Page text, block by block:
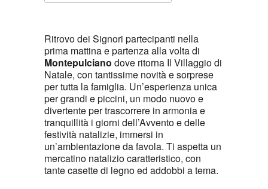
Ritrovo dei Signori partecipanti nella
prima mattina e partenza alla volta di
Montepulciano dove ritorna Il Villaggio di
Natale, con tantissime novità e sorprese
per tutta la famiglia. Un’esperienza unica
per grandi e piccini, un modo nuovo e
divertente per trascorrere in armonia e
tranquillità i giorni dell’Avvento e delle
festività natalizie, immersi in
un’ambientazione da favola. Ti aspetta un
mercatino natalizio caratteristico, con
tante casette di legno ed addobbi a tema.